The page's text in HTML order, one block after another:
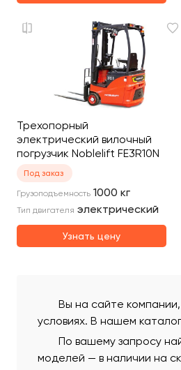
Трехопорный
электрический вилочный
погрузчик Noblelift FE3R10N
Под заказ
Грузоподъемность 1000 кг
Тип двигателя электрический
Узнать цену
Вы на сайте компании,
условиях. В нашем
По вашему запросу
моделей — в наличии на